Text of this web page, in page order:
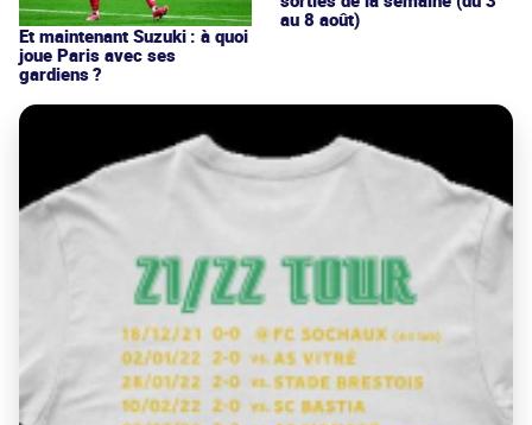
Et maintenant Suzuki : à quoi
joue Paris avec ses
gardiens ?
au 8 août)